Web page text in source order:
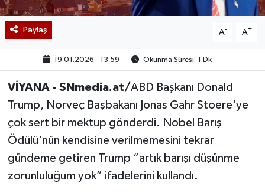
Paylaş A- A+
19.01.2026 - 13:59 Okunma Süresi: 1 Dk
VİYANA - SNmedia.at/ABD Başkanı Donald
Trump, Norveç Başbakanı Jonas Gahr Stoere'ye
çok sert bir mektup gönderdi. Nobel Barış
Ödülü'nün kendisine verilmemesini tekrar
gündeme getiren Trump “artık barışı düşünme
zorunluluğum yok” ifadelerini kullandı.